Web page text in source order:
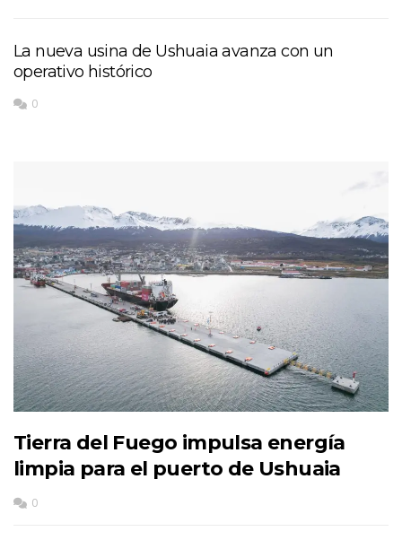
La nueva usina de Ushuaia avanza con un
operativo histórico
0
Tierra del Fuego impulsa energía
limpia para el puerto de Ushuaia
0